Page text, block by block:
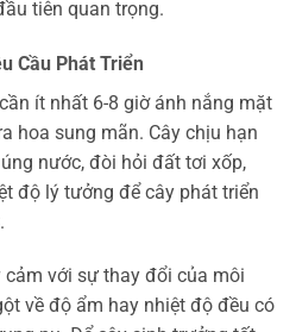
tiên quan trọng.
Cầu Phát Triển
ít nhất 6-8 giờ ánh nắng mặt
hoa sung mãn. Cây chịu hạn
nước, đòi hỏi đất tơi xốp,
độ lý tưởng để cây phát triển
cảm với sự thay đổi của môi
về độ ẩm hay nhiệt độ đều có